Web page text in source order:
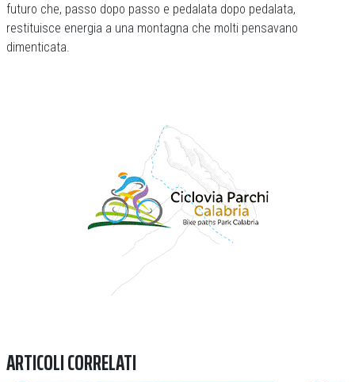
futuro che, passo dopo passo e pedalata dopo pedalata,
restituisce energia a una montagna che molti pensavano
dimenticata.
ARTICOLI CORRELATI